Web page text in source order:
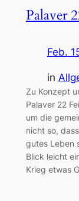
Palaver
Feb.
in
Zu Konzept
Palaver 22
um die
nicht so,
gutes Leben
Blick leicht
Krieg etwas